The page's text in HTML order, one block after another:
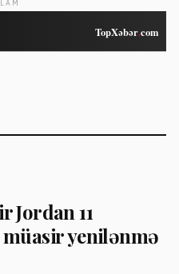
Jordan 11
yenilənmə